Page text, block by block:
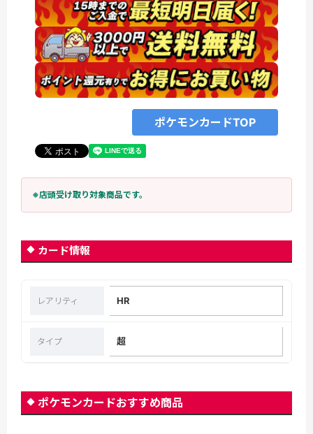
ポケモンカードTOP
※店頭受け取り対象商品です。
カード情報
レアリティ HR
タイプ 超
ポケモンカードおすすめ商品